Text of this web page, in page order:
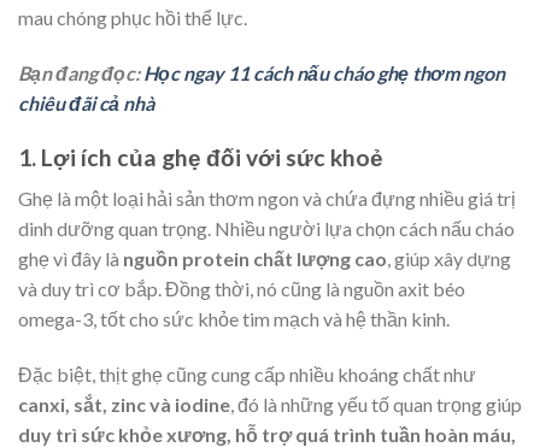
mau chóng phục hồi thể lực.
Bạn đang đọc:Học ngay 11 cách nấu cháo ghẹ thơm ngon
chiêu đãi cả nhà
1. Lợi ích của ghẹ đối với sức khoẻ
Ghẹ là một loại hải sản thơm ngon và chứa đựng nhiều giá trị
dinh dưỡng quan trọng. Nhiều người lựa chọn cách nấu cháo
ghẹ vì đây là nguồn protein chất lượng cao, giúp xây dựng
và duy trì cơ bắp. Đồng thời, nó cũng là nguồn axit béo
omega-3, tốt cho sức khỏe tim mạch và hệ thần kinh.
Đặc biệt, thịt ghẹ cũng cung cấp nhiều khoáng chất như
canxi, sắt, zinc và iodine, đó là những yếu tố quan trọng giúp
duy trì sức khỏe xương, hỗ trợ quá trình tuần hoàn máu,